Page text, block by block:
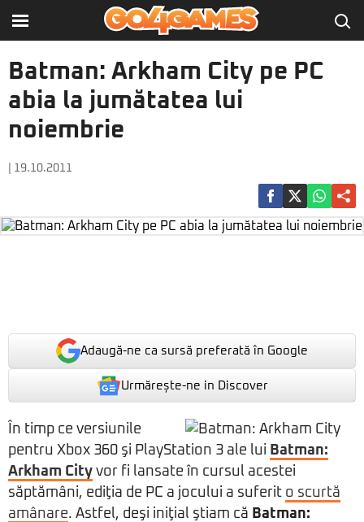
Batman: Arkham City pe PC
abia la jumătatea lui
noiembrie
| 19.10.2011
Adaugă-ne ca sursă preferată în Google
Urmărește-ne in Discover
În timp ce versiunile
pentru Xbox 360 şi PlayStation 3 ale lui Batman:
Arkham City vor fi lansate în cursul acestei
săptămâni, ediţia de PC a jocului a suferit o scurtă
amânare. Astfel, deşi iniţial ştiam că Batman: